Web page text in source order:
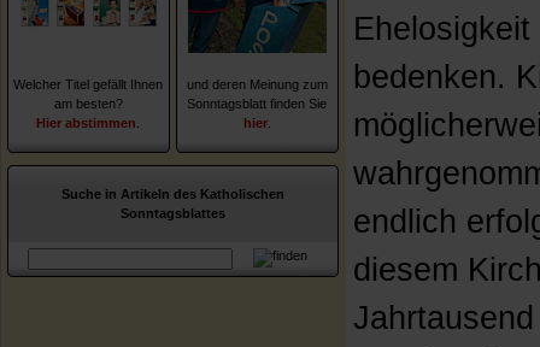
Welcher Titel gefällt Ihnen
am besten?
Hier abstimmen
und deren Meinung zum
Sonntagsblatt finden Sie
hier
Suche in Artikeln des Katholischen
Sonntagsblattes
bedenken.
endlich
diesem